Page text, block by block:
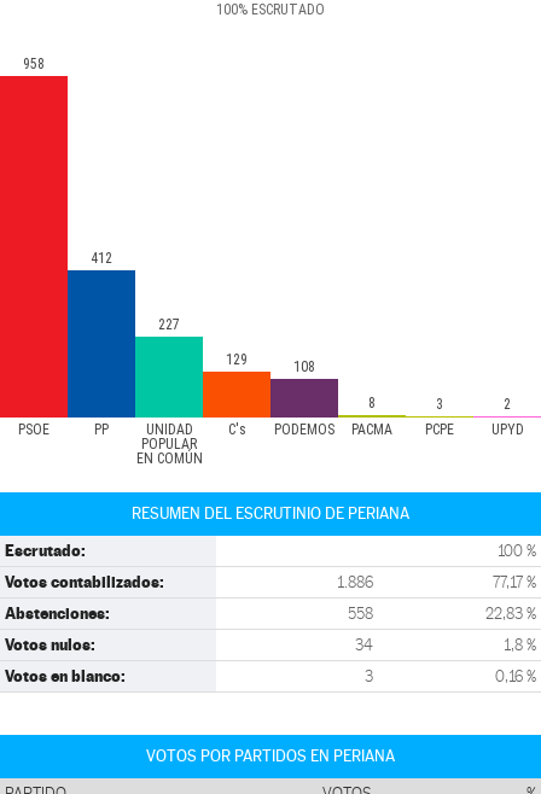
100% ESCRUTADO
PSOE PP
UNIDAD
POPULAR
EN COMÚN
C's PODEMOS PACMA PCPE UPYD
958
412
227
129 108
8 3 2
RESUMEN DEL ESCRUTINIO DE PERIANA
Escrutado: 100 %
Votos contabilizados: 1.886 77,17 %
Abstenciones: 558 22,83 %
Votos nulos: 34 1,8 %
Votos en blanco: 3 0,16 %
VOTOS POR PARTIDOS EN PERIANA